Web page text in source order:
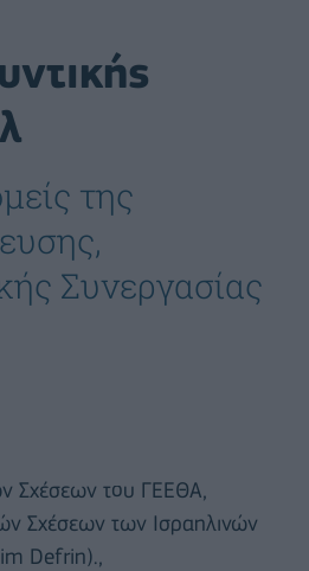
της
Συνεργασίας
Σχέσεων του ΓΕΕΘΑ,
Σχέσεων των Ισραηλινών
Defrin).,